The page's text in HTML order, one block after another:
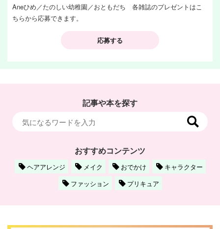
Aneひめ／たのしい幼稚園／おともだち 各雑誌のプレゼントはこ
ちらから応募できます。
応募する
記事や本を探す
おすすめコンテンツ
ヘアアレンジ メイク おでかけ
キャラクター
ファッション
プリキュア